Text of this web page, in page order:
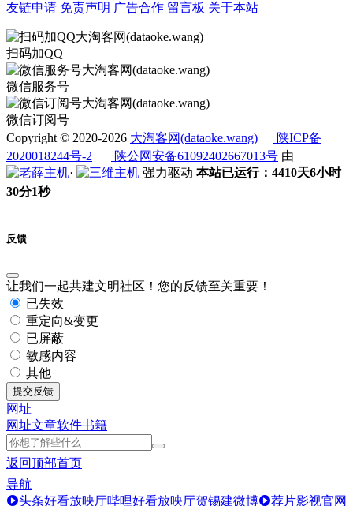
友链申请 免责声明 广告合作 留言板 关于本站
扫码加QQ
微信服务号
微信订阅号
Copyright © 2020-2026 大淘客网(dataoke.wang)
陕ICP备
2020018244号-2
陕公网安备61092402667013号 由
·
强力驱动 本站已运行：4410天6小时
30分1秒
反馈
让我们一起共建文明社区！您的反馈至关重要！
已失效
重定向&变更
已屏蔽
敏感内容
其他
提交反馈
网址
网址文章软件书籍
返回顶部首页
导航
头条好看放映厅哔哩好看放映厅贺锡建微博 荐片影视官网